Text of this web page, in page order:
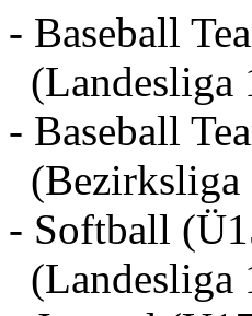
- Baseball
(Landesliga
- Baseball
(Bezirksliga
- Softball
(Landesliga